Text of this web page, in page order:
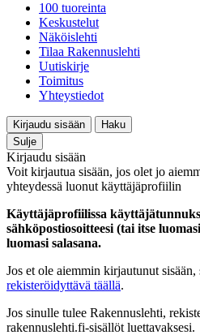
100 tuoreinta
Keskustelut
Näköislehti
Tilaa Rakennuslehti
Uutiskirje
Toimitus
Yhteystiedot
Kirjaudu sisään
Haku
Sulje
Kirjaudu sisään
Voit kirjautua sisään, jos olet jo
yhteydessä luonut käyttäjäprofiilin
Käyttäjäprofiilissa
sähköpostiosoitteesi (tai itse
luomasi salasana.
Jos et ole aiemmin kirjautunut sisään,
rekisteröidyttävä täällä.
Jos sinulle tulee Rakennuslehti,
rakennuslehti.fi-sisällöt luettavaksesi.